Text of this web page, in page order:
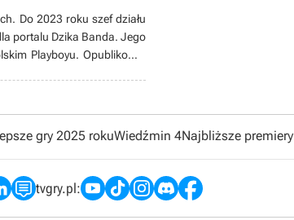
Do 2023 roku szef działu
portalu Dzika Banda. Jego
Playboyu. Opublikował
Klubu Larpowego Żywia,
gry 2025 rokuWiedźmin 4Najbliższe premiery
tvgry.pl: